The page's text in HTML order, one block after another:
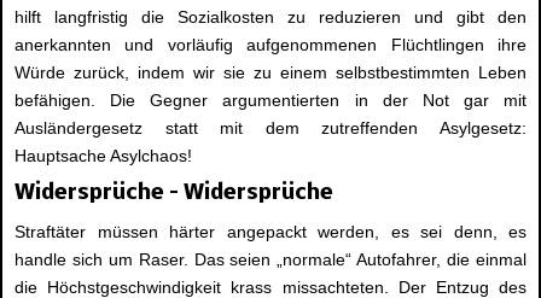
hilft langfristig die Sozialkosten zu reduzieren und gibt den
anerkannten und vorläufig aufgenommenen Flüchtlingen ihre
Würde zurück, indem wir sie zu einem selbstbestimmten Leben
befähigen. Die Gegner argumentierten in der Not gar mit
Ausländergesetz statt mit dem zutreffenden Asylgesetz:
Hauptsache Asylchaos!
Widersprüche – Widersprüche
Straftäter müssen härter angepackt werden, es sei denn, es
handle sich um Raser. Das seien „normale“ Autofahrer, die einmal
die Höchstgeschwindigkeit krass missachteten. Der Entzug des